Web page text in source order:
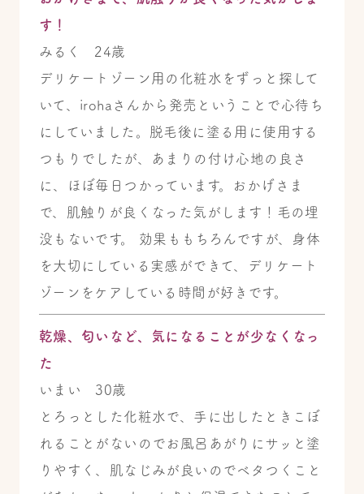
す！
みるく 24歳
デリケートゾーン用の化粧水をずっと探して
いて、irohaさんから発売ということで心待ち
にしていました。脱毛後に塗る用に使用する
つもりでしたが、あまりの付け心地の良さ
に、ほぼ毎日つかっています。おかげさま
で、肌触りが良くなった気がします！毛の埋
没もないです。 効果ももちろんですが、身体
を大切にしている実感ができて、デリケート
ゾーンをケアしている時間が好きです。
乾燥、匂いなど、気になることが少なくなっ
た
いまい 30歳
とろっとした化粧水で、手に出したときこぼ
れることがないのでお風呂あがりにサッと塗
りやすく、肌なじみが良いのでベタつくこと